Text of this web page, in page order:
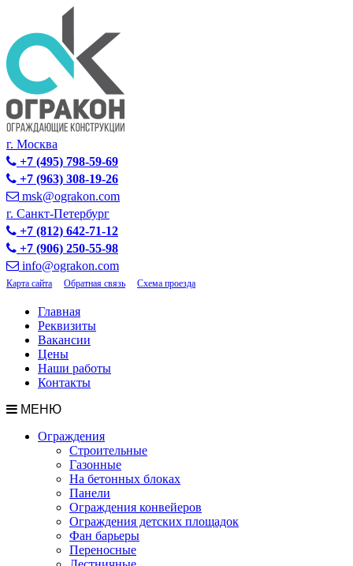
г. Москва
+7 (495) 798-59-69
+7 (963) 308-19-26
msk@ograkon.com
г. Санкт-Петербург
+7 (812) 642-71-12
+7 (906) 250-55-98
info@ograkon.com
Карта сайта Обратная связь Схема проезда
Главная
Реквизиты
Вакансии
Цены
Наши работы
Контакты
МЕНЮ
Ограждения
Строительные
Газонные
На бетонных блоках
Панели
Ограждения конвейеров
Ограждения детских площадок
Фан барьеры
Переносные